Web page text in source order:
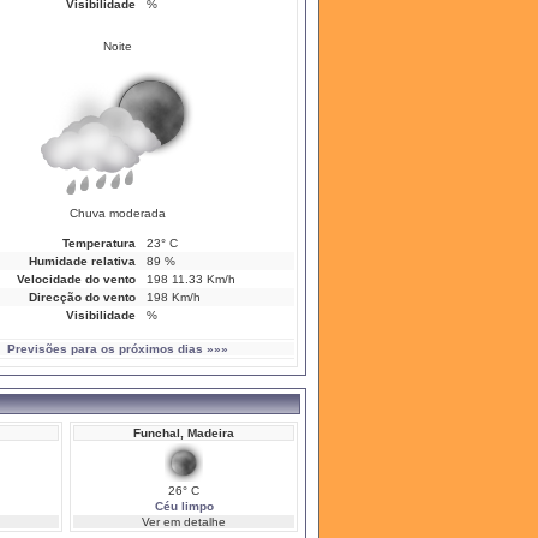
Visibilidade %
Noite
Chuva moderada
Temperatura
23° C
Humidade relativa
89 %
Velocidade do vento
198 11.33 Km/h
Direcção do vento
198 Km/h
Visibilidade
%
Previsões para os próximos dias »»»
Funchal, Madeira
26° C
Céu limpo
Ver em detalhe